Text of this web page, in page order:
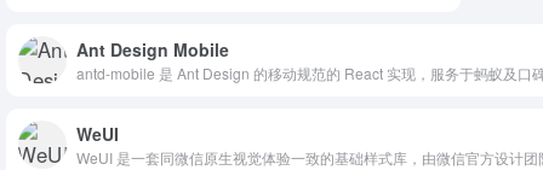
Ant Design Mobile
antd-mobile 是 Ant Design 的移动规范的 React 实现，服务于蚂蚁及口
WeUI
WeUI 是一套同微信原生视觉体验一致的基础样式库，由微信官方设计